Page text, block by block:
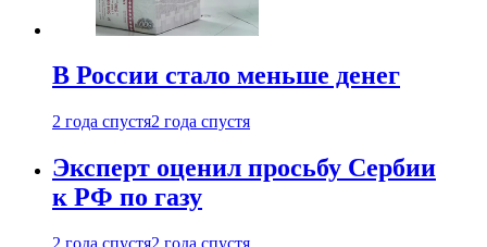
В России стало меньше денег
2 года спустя2 года спустя
Эксперт оценил просьбу Сербии
к РФ по газу